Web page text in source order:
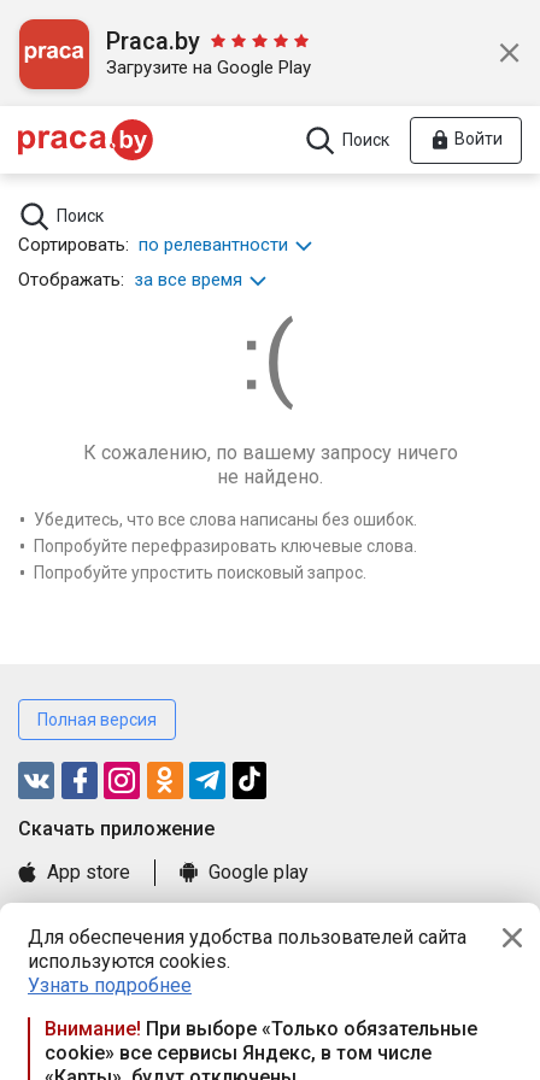
Для обеспечения удобства пользователей сайта
используются cookies.
Узнать подробнее
Внимание! При выборе «Только обязательные
cookie» все сервисы Яндекс, в том числе
Praca.by
Загрузите на Google Play
Поиск Войти
Поиск
Сортировать: по релевантности
Отображать: за все время
К сожалению, по вашему запросу ничего
не найдено.
Убедитесь, что все слова написаны без ошибок.
Попробуйте перефразировать ключевые слова.
Попробуйте упростить поисковый запрос.
Полная версия
Cкачать приложение
App store
Google play
Книга замечаний и предложений
Правила и документы
Praca.by © 2000—2026, ООО «ПРАЦА БАЙ»
Республика Беларусь, 220114, г. Минск, пр-т Независимости
117а, пом. № 9.